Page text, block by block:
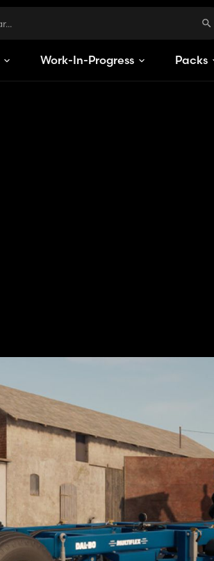
Work-In-Progress Packs